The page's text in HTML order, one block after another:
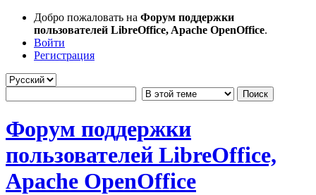
Добро пожаловать на Форум поддержки
пользователей LibreOffice, Apache OpenOffice.
Войти
Регистрация
Форум поддержки
пользователей LibreOffice,
Apache OpenOffice